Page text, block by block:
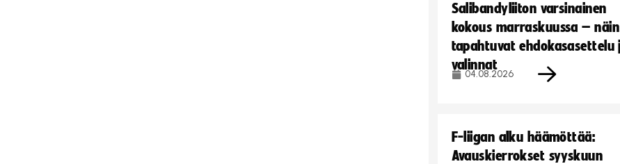
Salibandyliiton varsinainen
kokous marraskuussa – näin
tapahtuvat ehdokasasettelu
valinnat
04.08.2026
F-liigan alku häämöttää:
Avauskierrokset syyskuun